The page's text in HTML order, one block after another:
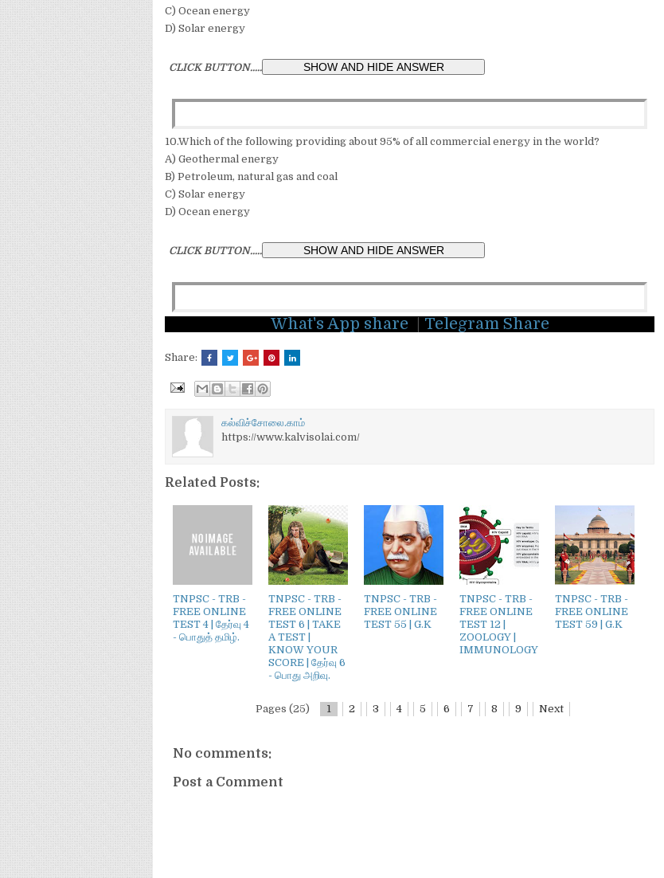
C) Ocean energy
D) Solar energy
CLICK BUTTON.....
10.Which of the following providing about 95% of all commercial energy in the world?
A) Geothermal energy
B) Petroleum, natural gas and coal
C) Solar energy
D) Ocean energy
CLICK BUTTON.....
What's App share Telegram Share
Share:
கல்விச்சோலை.காம்
https://www.kalvisolai.com/
Related Posts:
TNPSC - TRB -
FREE ONLINE
TEST 4 | தேர்வு 4
- பொதுத் தமிழ்.
TNPSC - TRB -
FREE ONLINE
TEST 6 | TAKE
A TEST |
KNOW YOUR
SCORE | தேர்வு 6
- பொது அறிவு.
TNPSC - TRB -
FREE ONLINE
TEST 55 | G.K
TNPSC - TRB -
FREE ONLINE
TEST 12 |
ZOOLOGY |
IMMUNOLOGY
TNPSC - TRB -
FREE ONLINE
TEST 59 | G.K
Pages (25) 1 2 3 4 5 6 7 8 9 Next
No comments:
Post a Comment